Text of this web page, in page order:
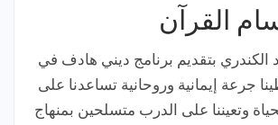
القرآن
الكندري بتقديم برنامج ديني هادف في
جرعة إيمانية وروحانية تساعدنا على
وتعيننا على الدرب متسلحين بمنهاج